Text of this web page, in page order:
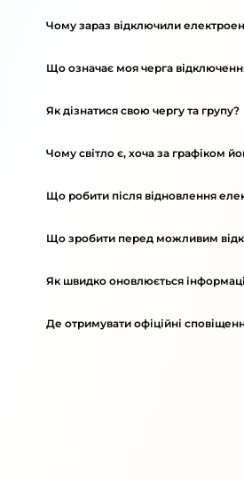
Чому зараз відключили
Що означає моя черга
Як дізнатися свою чергу та групу?
Чому світло є, хоча за графіком
Що робити після відновлення
Що зробити перед можливим
Як швидко оновлюється
Де отримувати офіційні